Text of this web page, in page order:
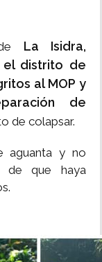
La Isidra,
el distrito de
al MOP y
de
de colapsar.
aguanta y no
de que haya